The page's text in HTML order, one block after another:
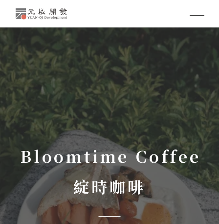
Bloomtime Coffee
綻時咖啡